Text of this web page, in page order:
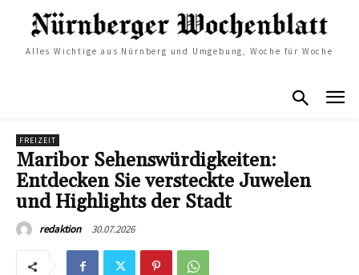
Alles Wichtige aus Nürnberg und Umgebung, Woche für Woche
FREIZEIT
Maribor Sehenswürdigkeiten:
Entdecken Sie versteckte Juwelen
und Highlights der Stadt
redaktion 30.07.2026